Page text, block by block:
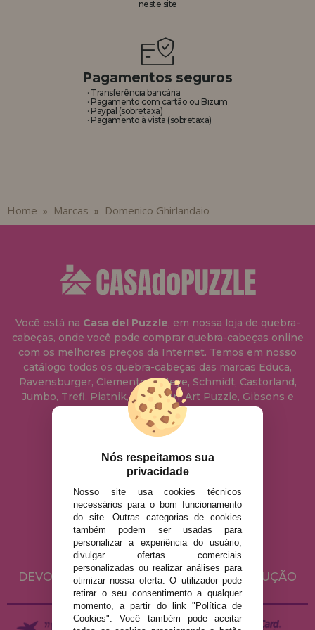
neste site
Pagamentos seguros
· Transferência bancária
· Pagamento com cartão ou Bizum
· Paypal (sobretaxa)
· Pagamento à vista (sobretaxa)
Home » Marcas » Domenico Ghirlandaio
Você está na Casa del Puzzle, em nossa loja de quebra-
cabeças, onde você pode comprar quebra-cabeças online
com os melhores preços da Internet. Temos em nosso
catálogo todos os quebra-cabeças das marcas Educa,
Ravensburger, Clementoni, Heye, Schmidt, Castorland,
Jumbo, Trefl, Piatnik, Anatolian, Art Puzzle, Gibsons e
muito mais.
info@casadopuzzle.pt
AVISO LEGAL
POLÍTICA DE PRIVACIDADE
POLÍTICA DE COOKIES
ENVIO E DEVOLUÇÕES
DEVOLUÇÕES / DIREITO DE LIVRE RESOLUÇÃO
Nós respeitamos sua
privacidade
Nosso site usa cookies técnicos
necessários para o bom funcionamento
do site. Outras categorias de cookies
também podem ser usadas para
personalizar a experiência do usuário,
divulgar ofertas comerciais
personalizadas ou realizar análises para
otimizar nossa oferta. O utilizador pode
retirar o seu consentimento a qualquer
momento, a partir do link "Política de
Cookies". Você também pode aceitar